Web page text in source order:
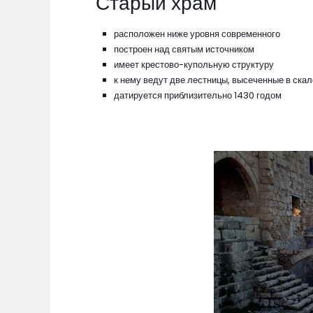
расположен ниже уровня современного
построен над святым источником
имеет крестово-купольную структуру
к нему ведут две лестницы, высеченные в
датируется приблизительно 1430 годом